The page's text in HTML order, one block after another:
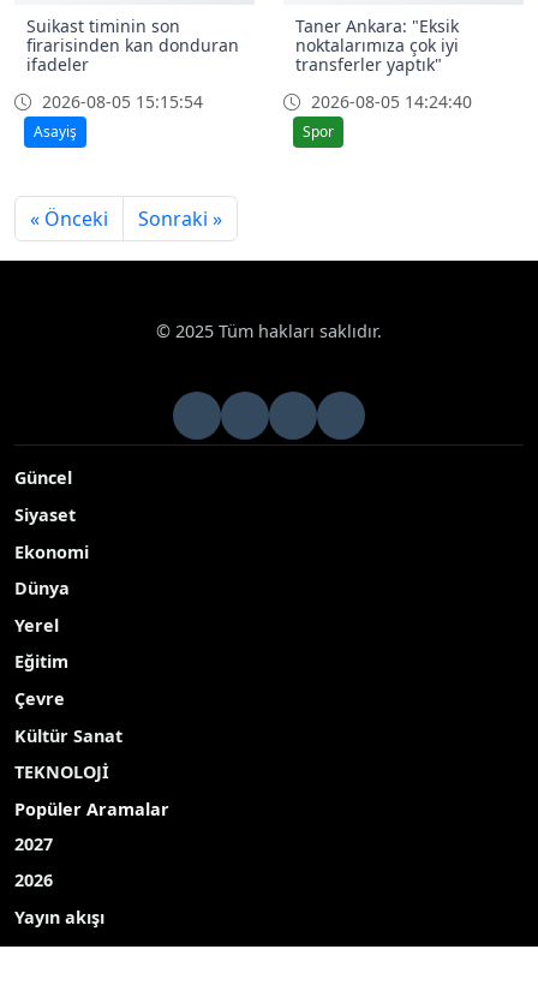
Suikast timinin son
firarisinden kan donduran
ifadeler
Asayiş
Güncel
Siyaset
Ekonomi
Dünya
Yerel
Eğitim
Çevre
Kültür Sanat
TEKNOLOJİ
Popüler Aramalar